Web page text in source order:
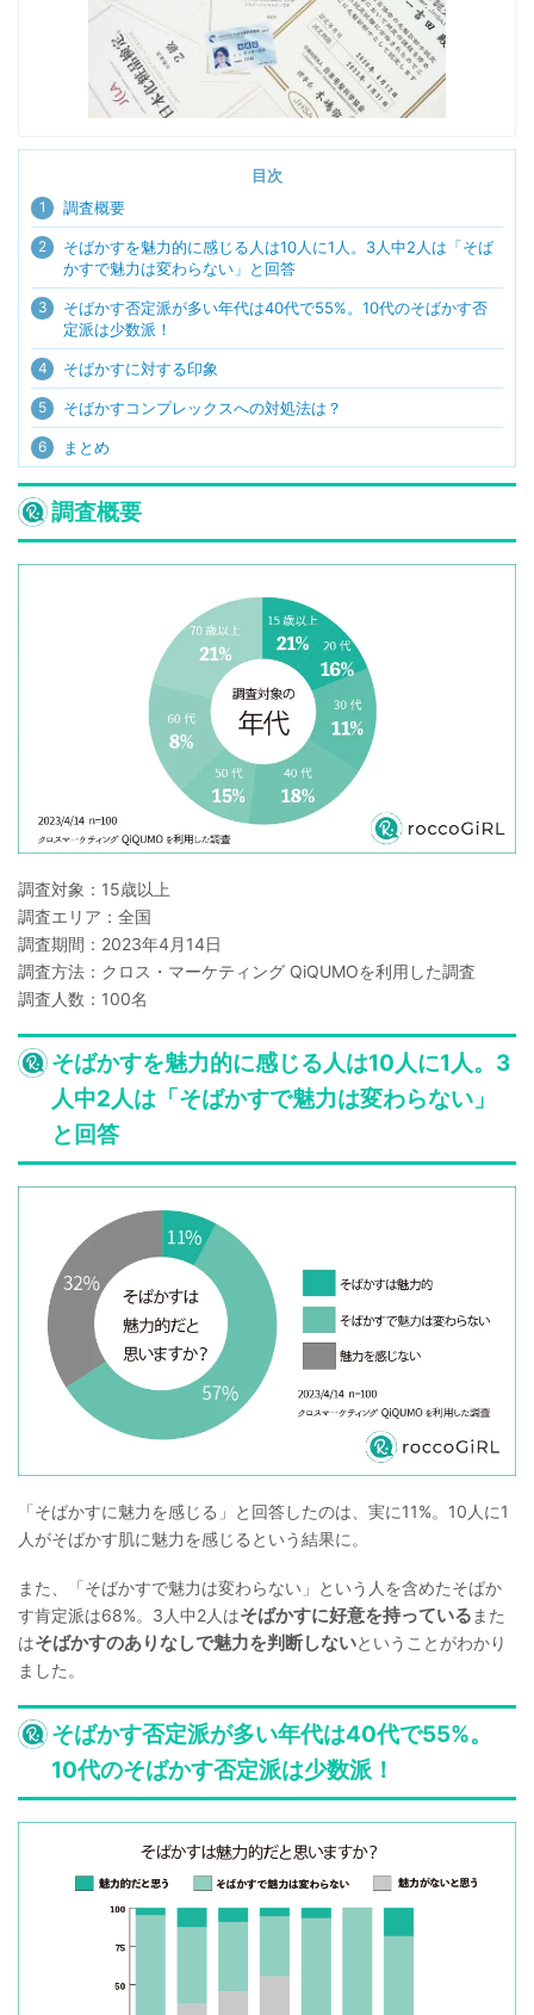
目次
1 調査概要
2
そばかすを魅力的に感じる人は10人に1人。3人中2人は「そば
かすで魅力は変わらない」と回答
3
そばかす否定派が多い年代は40代で55%。10代のそばかす否
定派は少数派！
4 そばかすに対する印象
5 そばかすコンプレックスへの対処法は？
6 まとめ
調査概要
調査対象：15歳以上
調査エリア：全国
調査期間：2023年4月14日
調査方法：クロス・マーケティング QiQUMOを利用した調査
調査人数：100名
そばかすを魅力的に感じる人は10人に1人。3
人中2人は「そばかすで魅力は変わらない」
と回答
「そばかすに魅力を感じる」と回答したのは、実に11%。10人に1
人がそばかす肌に魅力を感じるという結果に。
また、「そばかすで魅力は変わらない」という人を含めたそばか
す肯定派は68%。3人中2人はそばかすに好意を持っている また
はそばかすのありなしで魅力を判断しないということがわかり
ました。
そばかす否定派が多い年代は40代で55%。
10代のそばかす否定派は少数派！